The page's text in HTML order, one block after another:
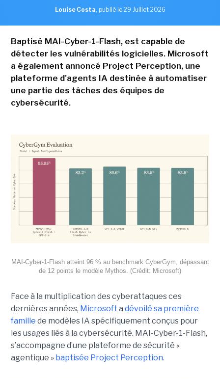
Louise Costa, publié le 29 Juillet 2026
Baptisé MAI-Cyber-1-Flash, est capable de
détecter les vulnérabilités logicielles. Microsoft
a également annoncé Project Perception, une
plateforme d'agents IA destinée à automatiser
une partie des tâches des équipes de
cybersécurité.
MAI-Cyber-1-Flash atteint 96 % au benchmark CyberGym, dépassant
de 12 points le modèle Mythos. (Crédit: Microsoft)
Face à la multiplication des cyberattaques ces
dernières années, Microsoft a dévoilé sa première
famille de modèles IA spécifiquement conçus pour
les usages liés à la cybersécurité. MAI-Cyber-1-Flash,
s’accompagne d’une plateforme de sécurité «
agentique » baptisée Project Perception.